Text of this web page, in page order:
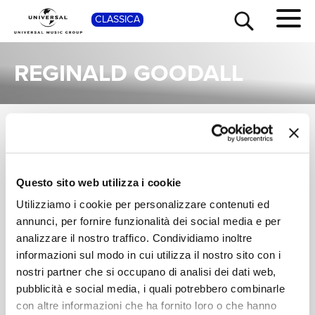
Questo sito web utilizza i cookie
Utilizziamo i cookie per personalizzare contenuti ed
annunci, per fornire funzionalità dei social media e per
analizzare il nostro traffico. Condividiamo inoltre
informazioni sul modo in cui utilizza il nostro sito con i
nostri partner che si occupano di analisi dei dati web,
pubblicità e social media, i quali potrebbero combinarle
con altre informazioni che ha fornito loro o che hanno
CLASSICA
REGINALD GOODALL
REGINALD
GOODALL, CHORUS
OF THE WELSH
NATIONAL OPERA,
ORCHESTRA OF THE
WELSH NATIONAL
OPERA
Wagner: Tristan und
Isolde
Digitale
REGINALD
ESTHER GRAY, JOHN
MITCHINSON
Wagner: Tristan und
Isolde
Digitale
SHOP
TOUR
NEWS
RICERCA
CHI SIAMO
CONTATTI